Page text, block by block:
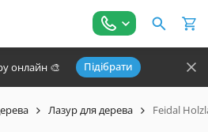
онлайн 🎨 Підібрати
Лазур для дерева Feidal